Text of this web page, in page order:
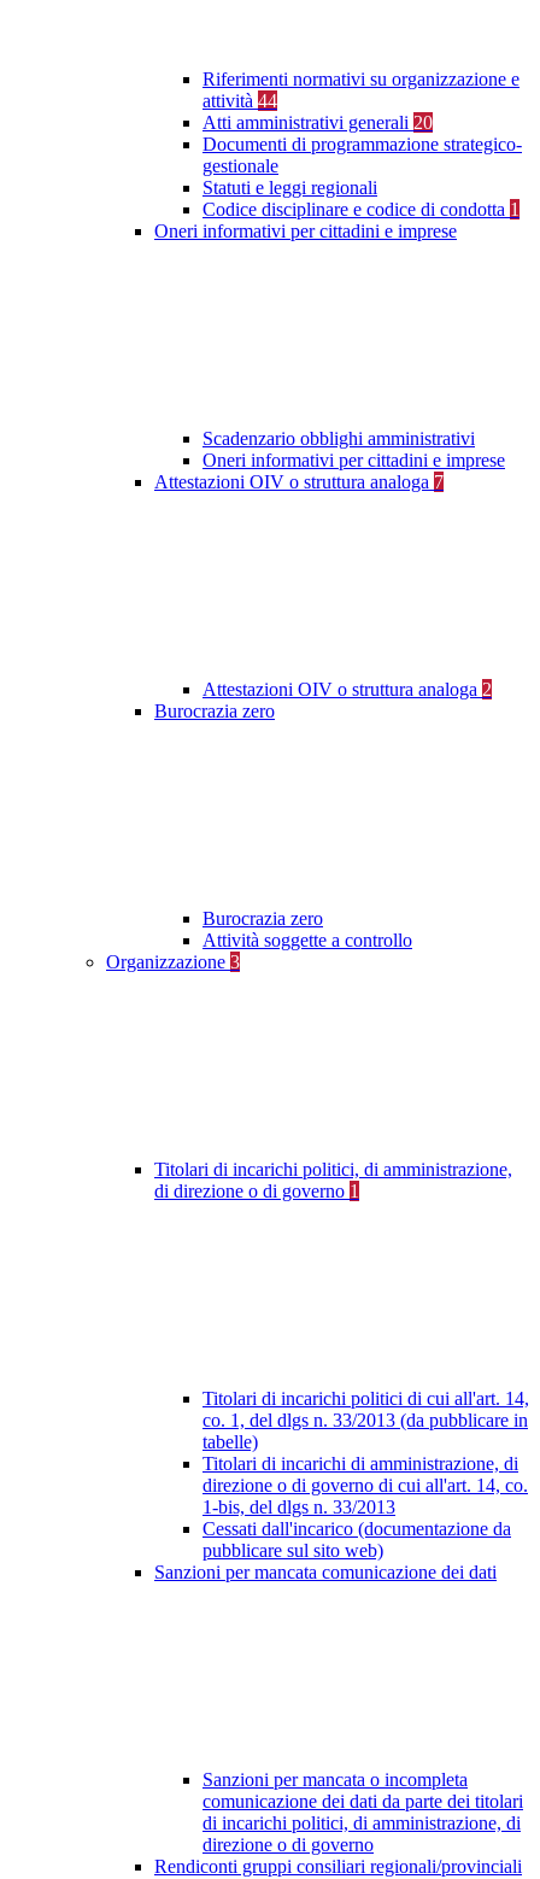
Riferimenti normativi su organizzazione e
attività 44
Atti amministrativi generali 20
Documenti di programmazione strategico-
gestionale
Statuti e leggi regionali
Codice disciplinare e codice di condotta 1
Oneri informativi per cittadini e imprese
Scadenzario obblighi amministrativi
Oneri informativi per cittadini e imprese
Attestazioni OIV o struttura analoga 7
Attestazioni OIV o struttura analoga 2
Burocrazia zero
Burocrazia zero
Attività soggette a controllo
Organizzazione 3
Titolari di incarichi politici, di amministrazione,
di direzione o di governo 1
Titolari di incarichi politici di cui all'art. 14,
co. 1, del dlgs n. 33/2013 (da pubblicare in
tabelle)
Titolari di incarichi di amministrazione, di
direzione o di governo di cui all'art. 14, co.
1-bis, del dlgs n. 33/2013
Cessati dall'incarico (documentazione da
pubblicare sul sito web)
Sanzioni per mancata comunicazione dei dati
Sanzioni per mancata o incompleta
comunicazione dei dati da parte dei titolari
di incarichi politici, di amministrazione, di
direzione o di governo
Rendiconti gruppi consiliari regionali/provinciali